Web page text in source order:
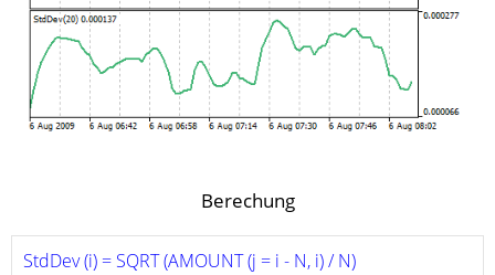
Berechung
StdDev (i) = SQRT (AMOUNT (j = i - N, i) / N)